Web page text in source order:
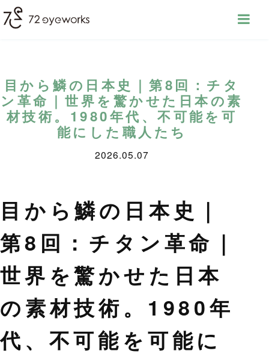
目から鱗の日本史｜第8回：チタ
ン革命｜世界を驚かせた日本の素
材技術。1980年代、不可能を可
能にした職人たち
2026.05.07
目から鱗の日本史｜
第8回：チタン革命｜
世界を驚かせた日本
の素材技術。1980年
代、不可能を可能に